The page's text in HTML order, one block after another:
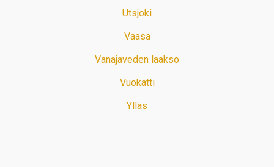
Utsjoki
Vaasa
Vanajaveden laakso
Vuokatti
Ylläs